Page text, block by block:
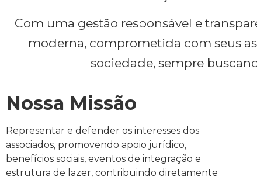
Com uma gestão responsável e
moderna, comprometida com seus
sociedade, sempre
Nossa Missão
Representar e defender os interesses dos
associados, promovendo apoio jurídico,
benefícios sociais, eventos de integração e
estrutura de lazer, contribuindo diretamente